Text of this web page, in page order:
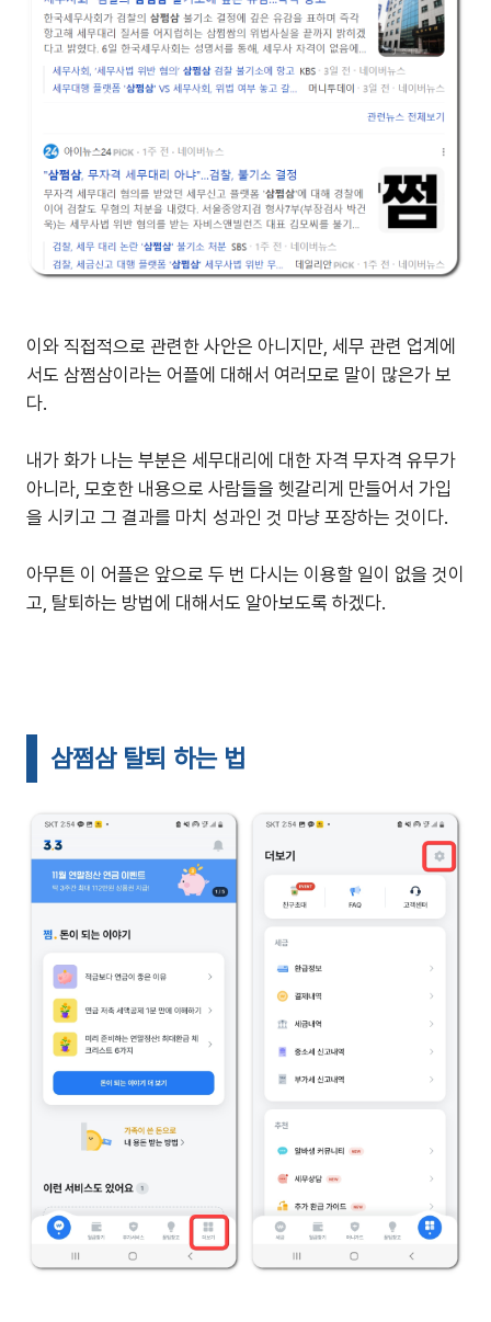
이와 직접적으로 관련한 사안은 아니지만, 세무 관련 업계에
서도 삼쩜삼이라는 어플에 대해서 여러모로 말이 많은가 보
다.
내가 화가 나는 부분은 세무대리에 대한 자격 무자격 유무가
아니라, 모호한 내용으로 사람들을 헷갈리게 만들어서 가입
을 시키고 그 결과를 마치 성과인 것 마냥 포장하는 것이다.
아무튼 이 어플은 앞으로 두 번 다시는 이용할 일이 없을 것이
고, 탈퇴하는 방법에 대해서도 알아보도록 하겠다.
삼쩜삼 탈퇴 하는 법